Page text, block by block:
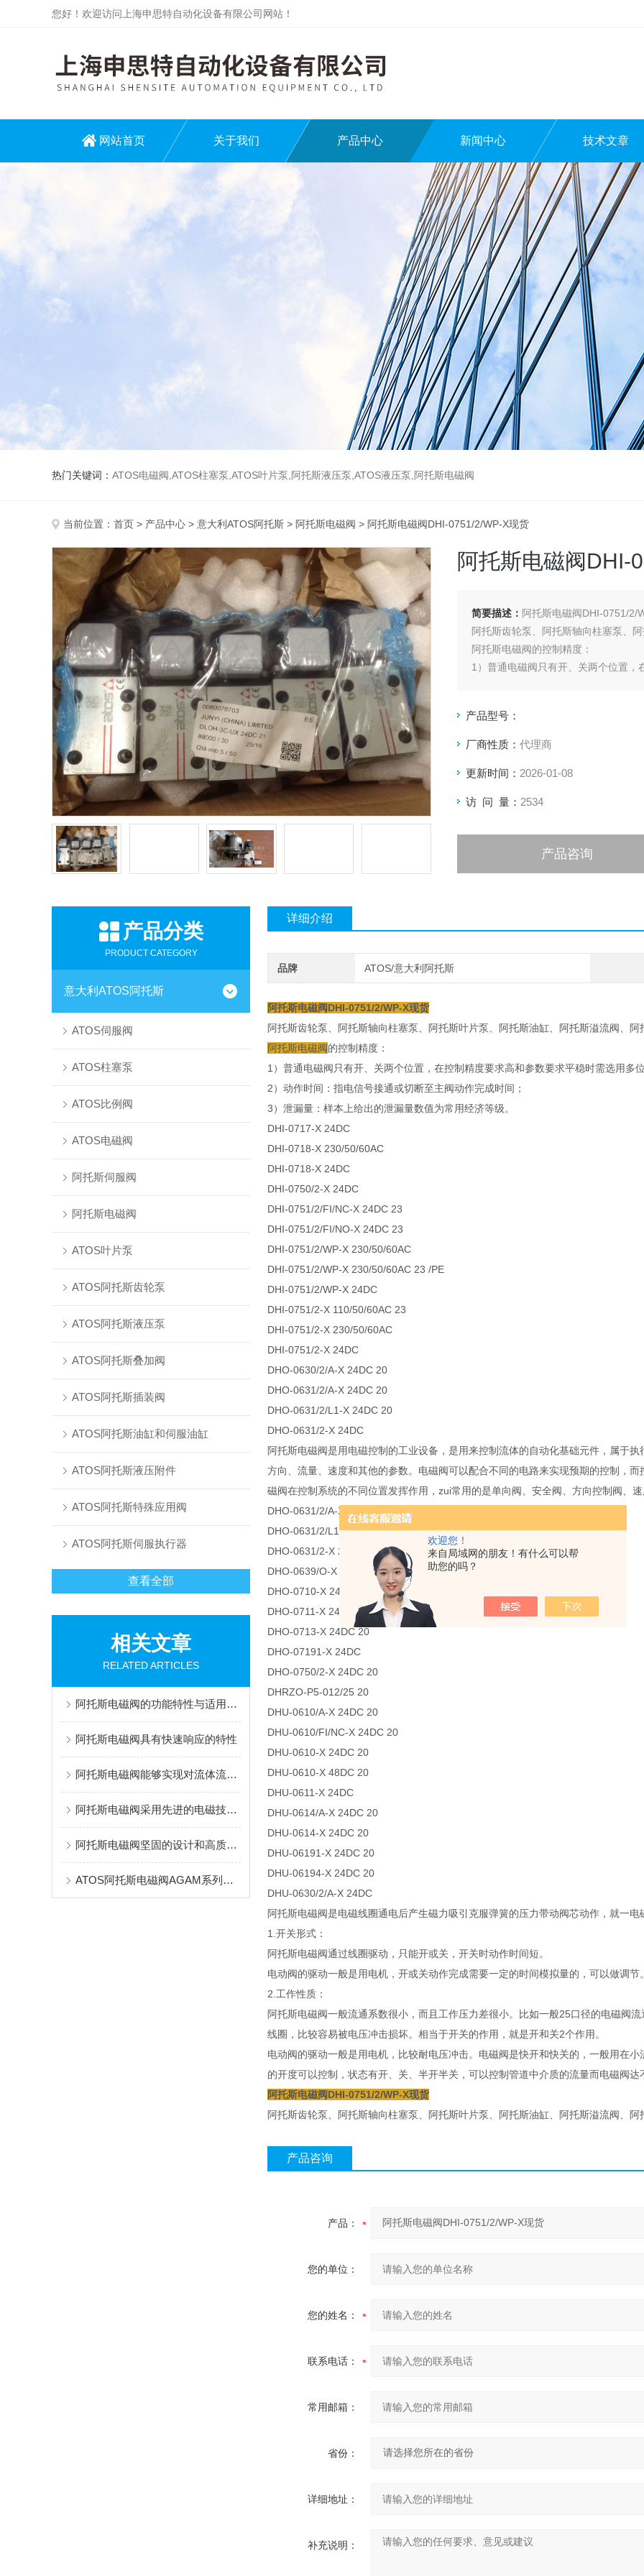
欢迎您！
来自局域网的朋友！有什么可以帮
助您的吗？
您好！欢迎访问上海申思特自动化设备有限公司网站！
网站首页 关于我们 产品中心 新闻中心 技术文章
热门关键词： ATOS电磁阀,ATOS柱塞泵,ATOS叶片泵,阿托斯液压泵,ATOS液压泵,阿托斯电磁阀
当前位置： 首页 > 产品中心 > 意大利ATOS阿托斯 > 阿托斯电磁阀 > 阿托斯电磁阀DHI-0751/2/WP-X现货
阿托斯电磁阀DHI-
简要描述： 阿托斯电磁阀DHI-0751/2/
阿托斯齿轮泵、阿托斯轴向柱塞泵、
阿托斯电磁阀的控制精度：
1）普通电磁阀只有开、关两个位置，
产品型号：
厂商性质： 代理商
更新时间： 2026-01-08
访 问 量： 2534
产品咨询
产品分类
PRODUCT CATEGORY
意大利ATOS阿托斯
ATOS伺服阀
ATOS柱塞泵
ATOS比例阀
ATOS电磁阀
阿托斯伺服阀
阿托斯电磁阀
ATOS叶片泵
ATOS阿托斯齿轮泵
ATOS阿托斯液压泵
ATOS阿托斯叠加阀
ATOS阿托斯插装阀
ATOS阿托斯油缸和伺服油缸
ATOS阿托斯液压附件
ATOS阿托斯特殊应用阀
ATOS阿托斯伺服执行器
查看全部
相关文章
RELATED ARTICLES
阿托斯电磁阀的功能特性与适用场景
阿托斯电磁阀具有快速响应的特性
阿托斯电磁阀能够实现对流体流量、压力和方向的精确调节
阿托斯电磁阀采用先进的电磁技术和精密制造工艺
阿托斯电磁阀坚固的设计和高质量的材料确保了长期稳定运行
ATOS阿托斯电磁阀AGAM系列和ARAM系列的差别
详细介绍
品牌 ATOS/意大利阿托斯
阿托斯电磁阀DHI-0751/2/WP-X现货
阿托斯齿轮泵、阿托斯轴向柱塞泵、阿托斯叶片泵、阿托斯油缸、阿托斯溢流阀、阿
阿托斯电磁阀的控制精度：
1）普通电磁阀只有开、关两个位置，在控制精度要求高和参数要求平稳时需选用多
2）动作时间：指电信号接通或切断至主阀动作完成时间；
3）泄漏量：样本上给出的泄漏量数值为常用经济等级。
DHI-0717-X 24DC
DHI-0718-X 230/50/60AC
DHI-0718-X 24DC
DHI-0750/2-X 24DC
DHI-0751/2/FI/NC-X 24DC 23
DHI-0751/2/FI/NO-X 24DC 23
DHI-0751/2/WP-X 230/50/60AC
DHI-0751/2/WP-X 230/50/60AC 23 /PE
DHI-0751/2/WP-X 24DC
DHI-0751/2-X 110/50/60AC 23
DHI-0751/2-X 230/50/60AC
DHI-0751/2-X 24DC
DHO-0630/2/A-X 24DC 20
DHO-0631/2/A-X 24DC 20
DHO-0631/2/L1-X 24DC 20
DHO-0631/2-X 24DC
阿托斯电磁阀是用电磁控制的工业设备，是用来控制流体的自动化基础元件，属于
方向、流量、速度和其他的参数。电磁阀可以配合不同的电路来实现预期的控制，
磁阀在控制系统的不同位置发挥作用，zui常用的是单向阀、安全阀、方向控制阀、速
DHO-0631/2/A-X 24DC 20
DHO-0631/2/L1-X 24DC 20
DHO-0631/2-X 24DC
DHO-0639/O-X 24DC 20
DHO-0710-X 24DC 20
DHO-0711-X 24DC
DHO-0713-X 24DC 20
DHO-07191-X 24DC
DHO-0750/2-X 24DC 20
DHRZO-P5-012/25 20
DHU-0610/A-X 24DC 20
DHU-0610/FI/NC-X 24DC 20
DHU-0610-X 24DC 20
DHU-0610-X 48DC 20
DHU-0611-X 24DC
DHU-0614/A-X 24DC 20
DHU-0614-X 24DC 20
DHU-06191-X 24DC 20
DHU-06194-X 24DC 20
DHU-0630/2/A-X 24DC
阿托斯电磁阀是电磁线圈通电后产生磁力吸引克服弹簧的压力带动阀芯动作，就一电
1.开关形式：
阿托斯电磁阀通过线圈驱动，只能开或关，开关时动作时间短。
电动阀的驱动一般是用电机，开或关动作完成需要一定的时间模拟量的，可以做调节。
2.工作性质：
阿托斯电磁阀一般流通系数很小，而且工作压力差很小。比如一般25口径的电磁阀
线圈，比较容易被电压冲击损坏。相当于开关的作用，就是开和关2个作用。
电动阀的驱动一般是用电机，比较耐电压冲击。电磁阀是快开和快关的，一般用在
的开度可以控制，状态有开、关、半开半关，可以控制管道中介质的流量而电磁阀达
阿托斯电磁阀DHI-0751/2/WP-X现货
阿托斯齿轮泵、阿托斯轴向柱塞泵、阿托斯叶片泵、阿托斯油缸、阿托斯溢流阀、阿
产品咨询
产品：
您的单位：
您的姓名：
联系电话：
常用邮箱：
省份：
详细地址：
补充说明：